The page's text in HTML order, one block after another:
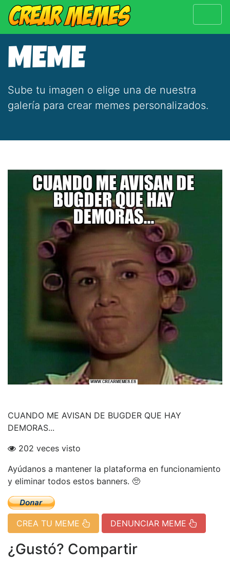
MEME
Sube tu imagen o elige una de nuestra
galería para crear memes personalizados.
CUANDO ME AVISAN DE BUGDER QUE HAY
DEMORAS...
202 veces visto
Ayúdanos a mantener la plataforma en funcionamiento
y eliminar todos estos banners. 🥺
CREA TU MEME DENUNCIAR MEME
¿Gustó? Compartir